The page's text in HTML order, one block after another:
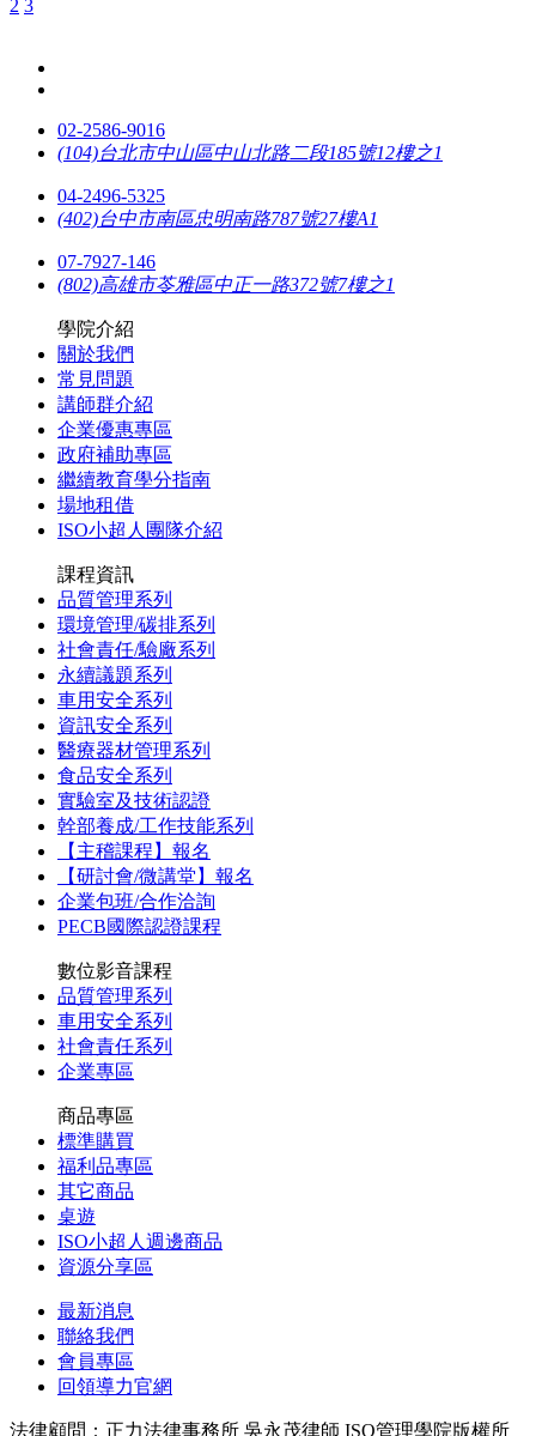
2 3
02-2586-9016
(104)台北市中山區中山北路二段185號12樓之1
04-2496-5325
(402)台中市南區忠明南路787號27樓A1
07-7927-146
(802)高雄市苓雅區中正一路372號7樓之1
學院介紹
關於我們
常見問題
講師群介紹
企業優惠專區
政府補助專區
繼續教育學分指南
場地租借
ISO小超人團隊介紹
課程資訊
品質管理系列
環境管理/碳排系列
社會責任/驗廠系列
永續議題系列
車用安全系列
資訊安全系列
醫療器材管理系列
食品安全系列
實驗室及技術認證
幹部養成/工作技能系列
【主稽課程】報名
【研討會/微講堂】報名
企業包班/合作洽詢
PECB國際認證課程
數位影音課程
品質管理系列
車用安全系列
社會責任系列
企業專區
商品專區
標準購買
福利品專區
其它商品
桌遊
ISO小超人週邊商品
資源分享區
最新消息
聯絡我們
會員專區
回領導力官網
法律顧問：正力法律事務所 吳永茂律師 ISO管理學院版權所